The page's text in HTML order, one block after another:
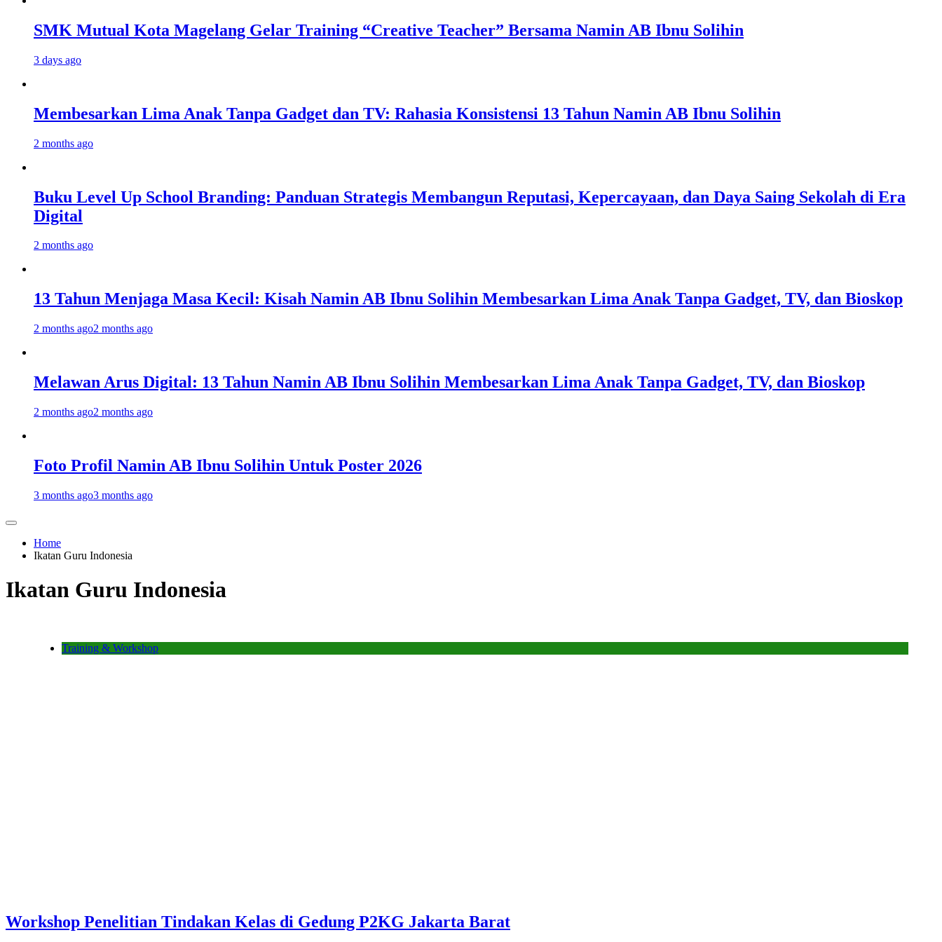
SMK Mutual Kota Magelang Gelar Training “Creative Teacher” Bersama Namin AB Ibnu Solihin
3 days ago
Membesarkan Lima Anak Tanpa Gadget dan TV: Rahasia Konsistensi 13 Tahun Namin AB Ibnu Solihin
2 months ago
Buku Level Up School Branding: Panduan Strategis Membangun Reputasi, Kepercayaan, dan Daya Saing Sekolah di Era
Digital
2 months ago
13 Tahun Menjaga Masa Kecil: Kisah Namin AB Ibnu Solihin Membesarkan Lima Anak Tanpa Gadget, TV, dan Bioskop
2 months ago2 months ago
Melawan Arus Digital: 13 Tahun Namin AB Ibnu Solihin Membesarkan Lima Anak Tanpa Gadget, TV, dan Bioskop
2 months ago2 months ago
Foto Profil Namin AB Ibnu Solihin Untuk Poster 2026
3 months ago3 months ago
Home
Ikatan Guru Indonesia
Ikatan Guru Indonesia
Training & Workshop
Workshop Penelitian Tindakan Kelas di Gedung P2KG Jakarta Barat